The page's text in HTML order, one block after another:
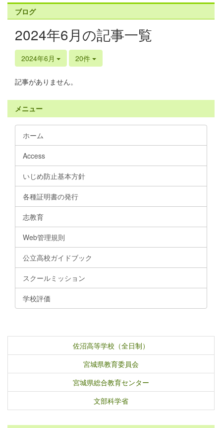
ブログ
2024年6月の記事一覧
2024年6月 20件
記事がありません。
メニュー
ホーム
Access
いじめ防止基本方針
各種証明書の発行
志教育
Web管理規則
公立高校ガイドブック
スクールミッション
学校評価
佐沼高等学校（全日制）
宮城県教育委員会
宮城県総合教育センター
文部科学省